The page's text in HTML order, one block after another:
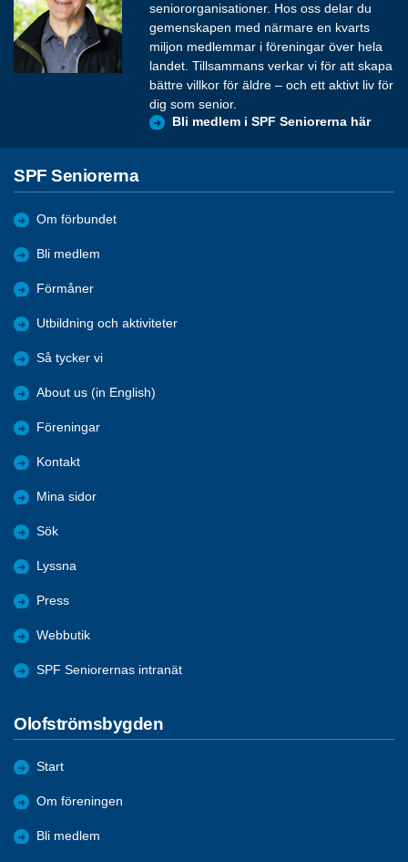
seniororganisationer. Hos oss delar du
gemenskapen med närmare en kvarts
miljon medlemmar i föreningar över hela
landet. Tillsammans verkar vi för att skapa
bättre villkor för äldre – och ett aktivt liv för
dig som senior.
Bli medlem i SPF Seniorerna här
SPF Seniorerna
Om förbundet
Bli medlem
Förmåner
Utbildning och aktiviteter
Så tycker vi
About us (in English)
Föreningar
Kontakt
Mina sidor
Sök
Lyssna
Press
Webbutik
SPF Seniorernas intranät
Olofströmsbygden
Start
Om föreningen
Bli medlem